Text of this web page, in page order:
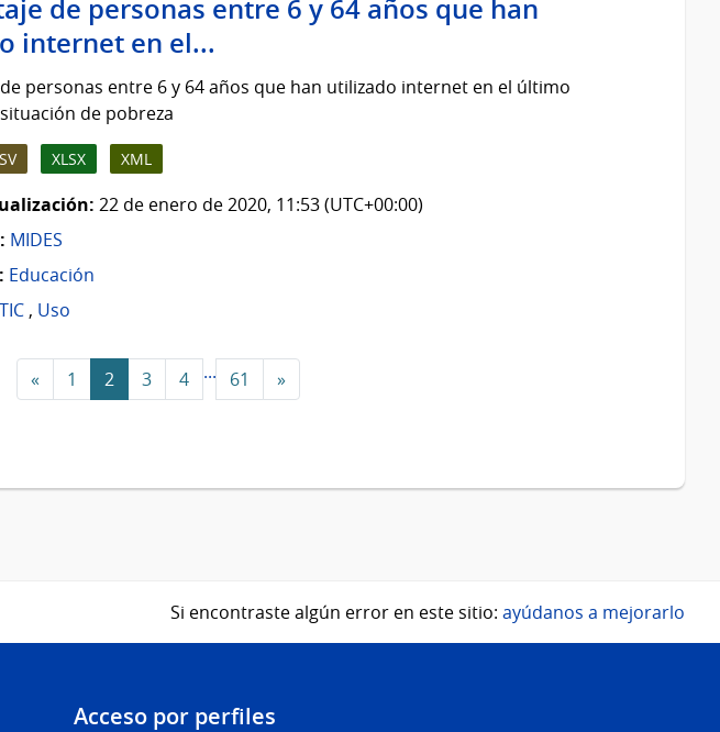
de personas entre 6 y 64 años que han
internet en el...
personas entre 6 y 64 años que han utilizado internet en el último
de pobreza
XLSX XML
22 de enero de 2020, 11:53 (UTC+00:00)
MIDES
Educación
TIC , Uso
« 1 2 3 4 ... 61 »
Si encontraste algún error en este sitio: ayúdanos a mejorarlo
Acceso por perfiles